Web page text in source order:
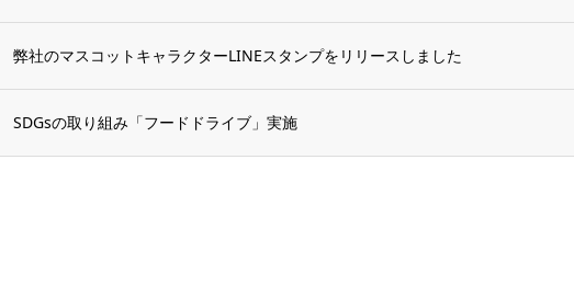
弊社のマスコットキャラクターLINEスタンプをリリースしました
SDGsの取り組み「フードドライブ」実施